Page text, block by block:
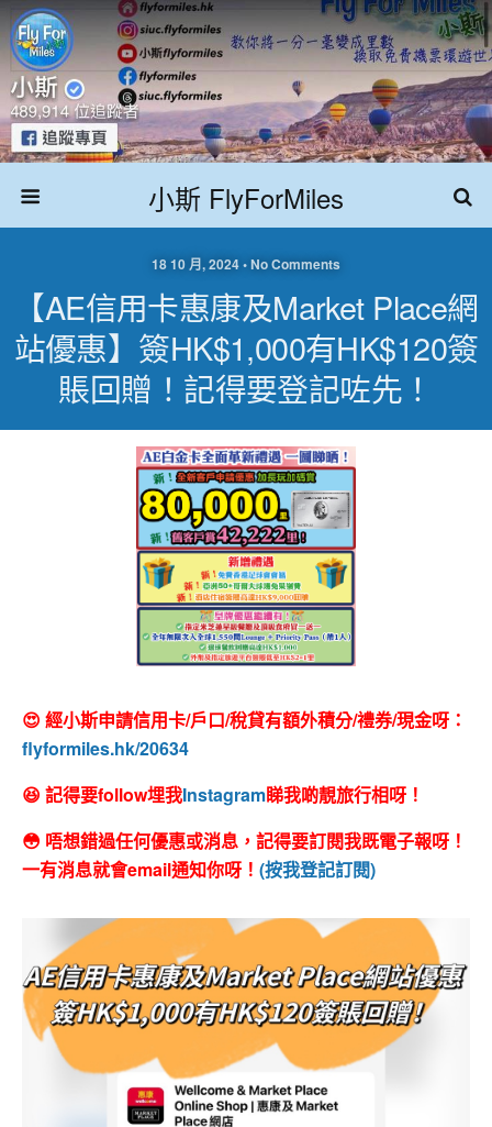
小斯 FlyForMiles
18 10 月, 2024 • No Comments
【AE信用卡惠康及Market Place網
站優惠】簽HK$1,000有HK$120簽
賬回贈！記得要登記咗先！
😍 經小斯申請信用卡/戶口/稅貸有額外積分/禮券/現金呀：
flyformiles.hk/20634
😆 記得要follow埋我Instagram睇我啲靚旅行相呀！
😳 唔想錯過任何優惠或消息，記得要訂閱我既電子報呀！
一有消息就會email通知你呀！ (按我登記訂閱)